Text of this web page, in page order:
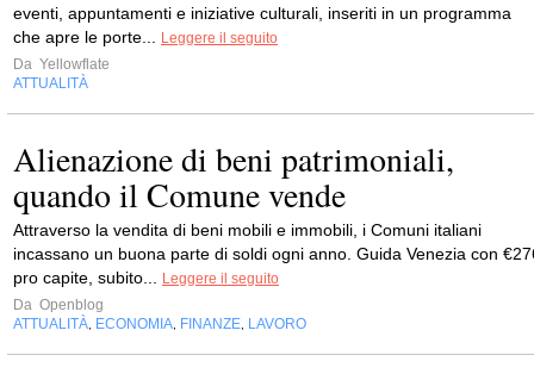
eventi, appuntamenti e iniziative culturali, inseriti in un programma
che apre le porte...
Leggere il seguito
Da Yellowflate
ATTUALITÀ
Alienazione di beni patrimoniali,
quando il Comune vende
Attraverso la vendita di beni mobili e immobili, i Comuni italiani
incassano un buona parte di soldi ogni anno. Guida Venezia con
pro capite, subito...
Leggere il seguito
Da Openblog
ATTUALITÀ ECONOMIA FINANZE LAVORO